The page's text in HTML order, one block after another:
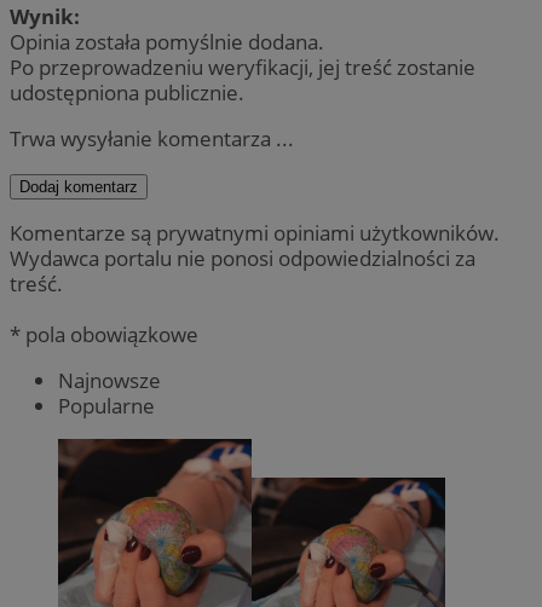
Wynik:
Opinia została pomyślnie dodana.
Po przeprowadzeniu weryfikacji, jej treść zostanie
udostępniona publicznie.
Trwa wysyłanie komentarza ...
Dodaj komentarz
Komentarze są prywatnymi opiniami użytkowników.
Wydawca portalu nie ponosi odpowiedzialności za
treść.
* pola obowiązkowe
Najnowsze
Popularne